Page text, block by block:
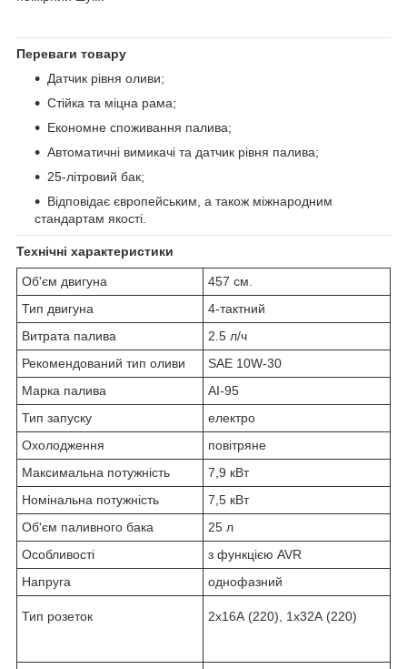
Переваги товару
Датчик рівня оливи;
Стійка та міцна рама;
Економне споживання палива;
Автоматичні вимикачі та датчик рівня палива;
25-літровий бак;
Відповідає європейським, а також міжнародним
стандартам якості.
Технічні характеристики
Об'єм двигуна
457 см.
Тип двигуна
4-тактний
Витрата палива
2.5 л/ч
Рекомендований тип оливи
SAE 10W-30
Марка палива
АІ-95
Тип запуску
електро
Охолодження
повітряне
Максимальна потужність
7,9 кВт
Номінальна потужність
7,5 кВт
Об'єм паливного бака
25 л
Особливості
з функцією AVR
Напруга
однофазний
Тип розеток 2х16А (220), 1х32А (220)